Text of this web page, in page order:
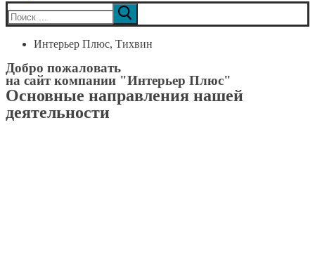
Искать:
Интерьер Плюс, Тихвин
Добро пожаловать
на сайт компании "Интерьер Плюс"
Основные направления нашей
деятельности